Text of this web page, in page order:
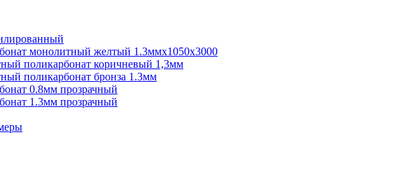
монолитный желтый 1.3ммх1050х3000
поликарбонат коричневый 1,3мм
поликарбонат бронза 1.3мм
0.8мм прозрачный
1.3мм прозрачный